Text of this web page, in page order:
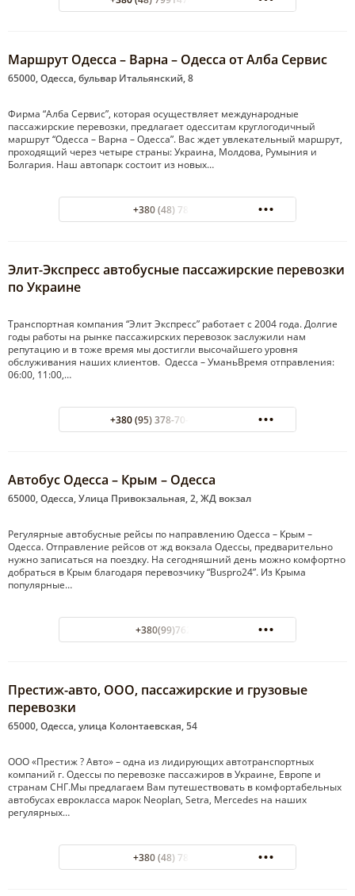
Маршрут Одесса – Варна – Одесса от Алба Сервис
65000, Одесса, бульвар Итальянский, 8
Фирма “Алба Сервис”, которая осуществляет международные
пассажирские перевозки, предлагает одесситам круглогодичный
маршрут “Одесса – Варна – Одесса”. Вас ждет увлекательный маршрут,
проходящий через четыре страны: Украина, Молдова, Румыния и
Болгария. Наш автопарк состоит из новых…
+380 (48) 787-97-47
Элит-Экспресс автобусные пассажирские перевозки
по Украине
Транспортная компания “Элит Экспресс” работает с 2004 года. Долгие
годы работы на рынке пассажирских перевозок заслужили нам
репутацию и в тоже время мы достигли высочайшего уровня
обслуживания наших клиентов. Одесса – УманьВремя отправления:
06:00, 11:00,…
+380 (95) 378-70-07 Vodafone
Автобус Одесса – Крым – Одесса
65000, Одесса, Улица Привокзальная, 2, ЖД вокзал
Регулярные автобусные рейсы по направлению Одесса – Крым –
Одесса. Отправление рейсов от жд вокзала Одессы, предварительно
нужно записаться на поездку. На сегодняшний день можно комфортно
добраться в Крым благодаря перевозчику “Buspro24”. Из Крыма
популярные…
+380(99)762-63-22
Престиж-авто, ООО, пассажирские и грузовые
перевозки
65000, Одесса, улица Колонтаевская, 54
ООО «Престиж ? Авто» – одна из лидирующих автотранспортных
компаний г. Одессы по перевозке пассажиров в Украине, Европе и
странам СНГ.Мы предлагаем Вам путешествовать в комфортабельных
автобусах еврокласса марок Neoplan, Setra, Mercedes на наших
регулярных…
+380 (48) 787-50-60